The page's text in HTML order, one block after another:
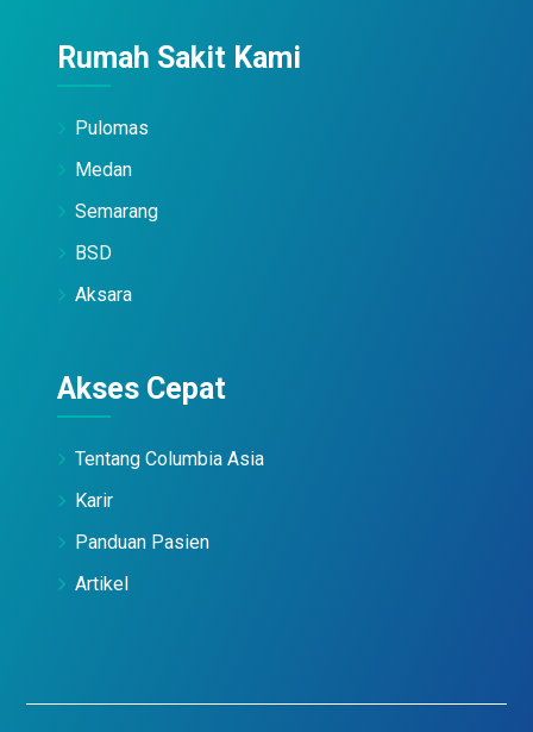
Rumah Sakit Kami
Pulomas
Medan
Semarang
BSD
Aksara
Akses Cepat
Tentang Columbia Asia
Karir
Panduan Pasien
Artikel